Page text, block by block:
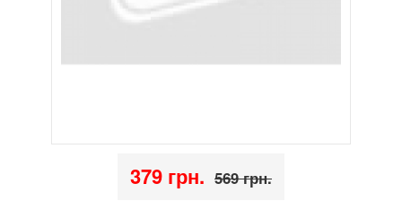
379 грн. 569 грн.